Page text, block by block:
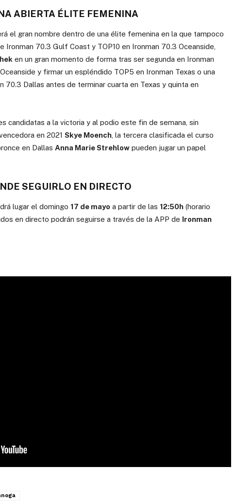
ABIERTA ÉLITE FEMENINA
el gran nombre dentro de una élite femenina en la que tampoco
Ironman 70.3 Gulf Coast y TOP10 en Ironman 70.3 Oceanside,
en un gran momento de forma tras ser segunda en Ironman
y firmar un espléndido TOP5 en Ironman Texas o una
70.3 Dallas antes de terminar cuarta en Texas y quinta en
candidatas a la victoria y al podio este fin de semana, sin
en 2021 Skye Moench , la tercera clasificada el curso
en Dallas Anna Marie Strehlow pueden jugar un papel
SEGUIRLO EN DIRECTO
lugar el domingo 17 de mayo a partir de las 12:50h (horario
en directo podrán seguirse a través de la APP de Ironman